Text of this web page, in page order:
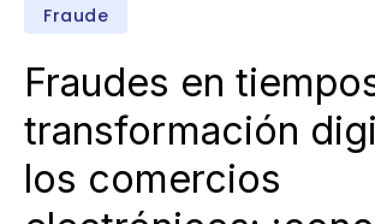
Fraude
Fraudes en
transformación
los comercios